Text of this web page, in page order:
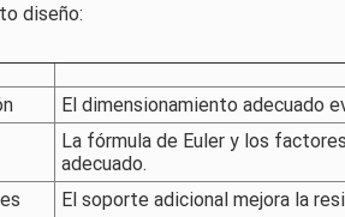
diseño:
El dimensionamiento adecuado
La fórmula de Euler y los
adecuado.
El soporte adicional mejora la